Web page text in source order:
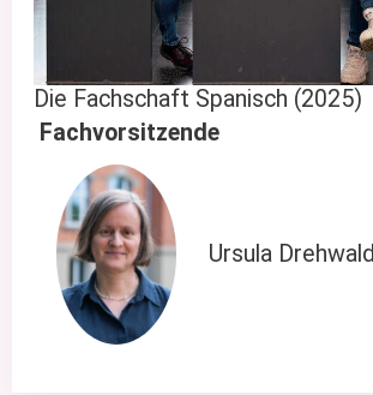
Die Fachschaft Spanisch (2025)
Fachvorsitzende
Ursula Drehwald